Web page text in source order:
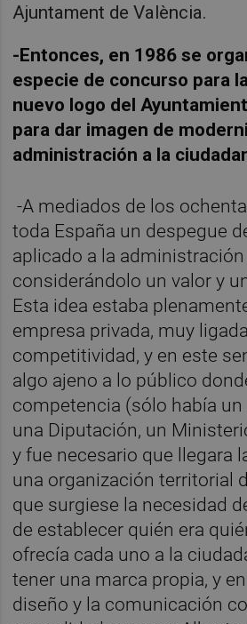
Ajuntament de València.
-Entonces, en 1986 se
especie de concurso para
nuevo logo del
para dar imagen de
administración a la
-A mediados de los
toda España un despegue
aplicado a la
considerándolo un valor y
Esta idea estaba
empresa privada, muy
competitividad, y en este
algo ajeno a lo público
competencia (sólo había
una Diputación, un
y fue necesario que llegara
una organización territorial
que surgiese la necesidad
de establecer quién era
ofrecía cada uno a la
tener una marca propia, y
diseño y la comunicación